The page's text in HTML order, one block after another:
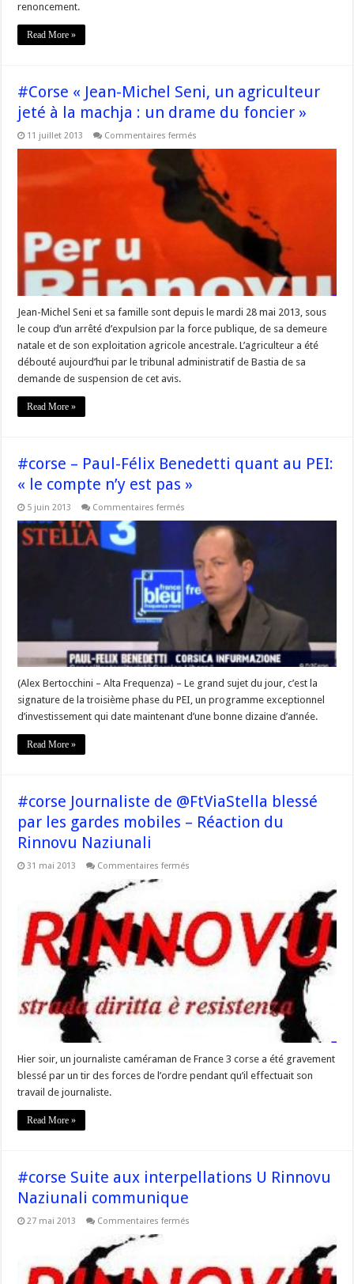
renoncement.
Read More »
#Corse « Jean-Michel Seni, un agriculteur
jeté à la machja : un drame du foncier »
11 juillet 2013 Commentaires fermés
« Jean-
Michel
Seni,
un
agriculteur
à
la
machja
du
foncier »
Jean-Michel Seni et sa famille sont depuis le mardi 28 mai 2013, sous
le coup d’un arrêté d’expulsion par la force publique, de sa demeure
natale et de son exploitation agricole ancestrale. L’agriculteur a été
débouté aujourd’hui par le tribunal administratif de Bastia de sa
demande de suspension de cet avis.
Read More »
#corse – Paul-Félix Benedetti quant au PEI:
« le compte n’y est pas »
5 juin 2013 Commentaires fermés
Paul-
Félix
Benedetti
quant
PEI:
« le
compte
pas »
(Alex Bertocchini – Alta Frequenza) – Le grand sujet du jour, c’est la
signature de la troisième phase du PEI, un programme exceptionnel
d’investissement qui date maintenant d’une bonne dizaine d’année.
Read More »
#corse Journaliste de @FtViaStella blessé
par les gardes mobiles – Réaction du
Rinnovu Naziunali
31 mai 2013 Commentaires fermés
blessé
par
les
gardes
mobiles
–
Rinnovu
Naziunali
Hier soir, un journaliste caméraman de France 3 corse a été gravement
blessé par un tir des forces de l’ordre pendant qu’il effectuait son
travail de journaliste.
Read More »
#corse Suite aux interpellations U Rinnovu
Naziunali communique
27 mai 2013 Commentaires fermés
U